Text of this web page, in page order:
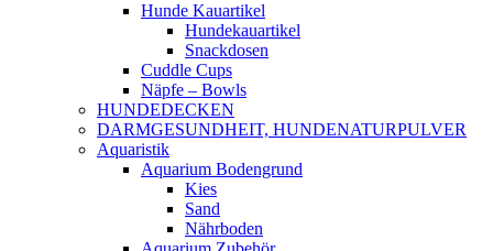
Hunde Kauartikel
Hundekauartikel
Snackdosen
Cuddle Cups
Näpfe – Bowls
HUNDEDECKEN
DARMGESUNDHEIT, HUNDENATURPULVER
Aquaristik
Aquarium Bodengrund
Kies
Sand
Nährboden